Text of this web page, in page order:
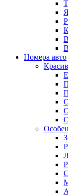
Номера авто